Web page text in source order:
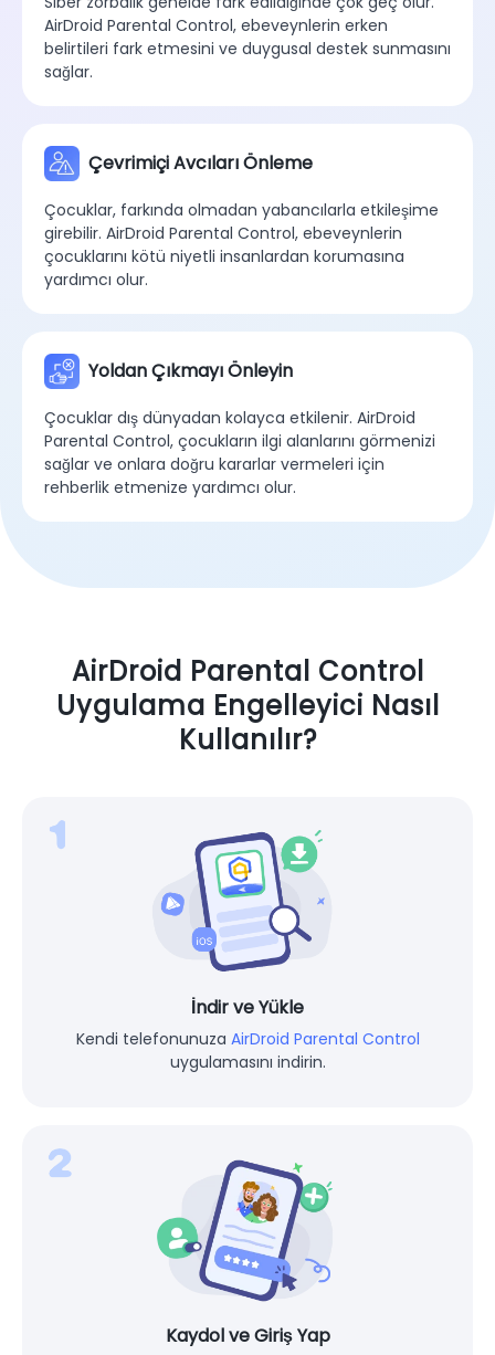
AirDroid Parental Control, ebeveynlerin erken
belirtileri fark etmesini ve duygusal destek sunmasını
sağlar.
Çevrimiçi Avcıları Önleme
Çocuklar, farkında olmadan yabancılarla etkileşime
girebilir. AirDroid Parental Control, ebeveynlerin
çocuklarını kötü niyetli insanlardan korumasına
yardımcı olur.
Yoldan Çıkmayı Önleyin
Çocuklar dış dünyadan kolayca etkilenir. AirDroid
Parental Control, çocukların ilgi alanlarını görmenizi
sağlar ve onlara doğru kararlar vermeleri için
rehberlik etmenize yardımcı olur.
AirDroid Parental Control
Uygulama Engelleyici Nasıl
Kullanılır?
İndir ve Yükle
Kendi telefonunuza AirDroid Parental Control
uygulamasını indirin.
Kaydol ve Giriş Yap